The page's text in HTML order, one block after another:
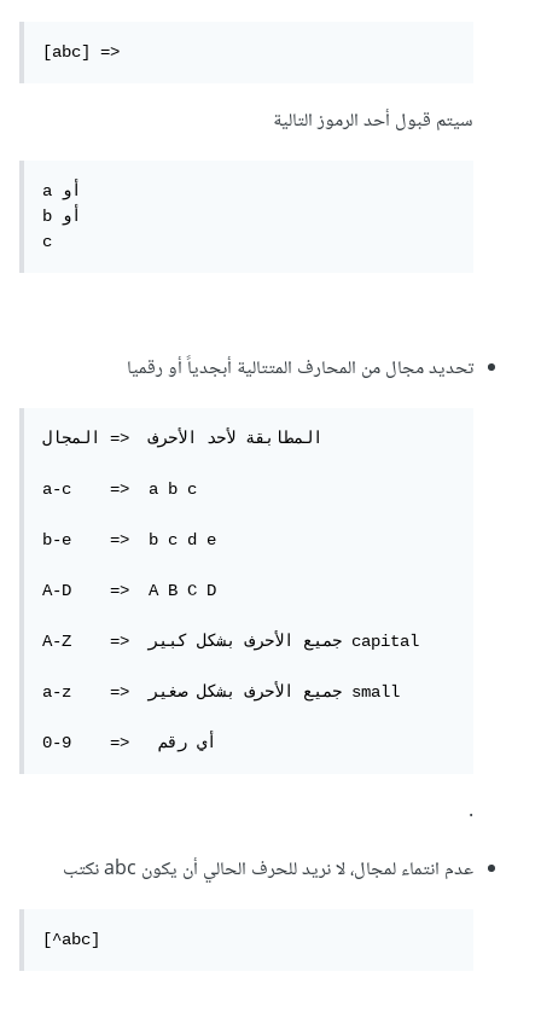
[abc] =>
سيتم قبول أحد الرموز التالية
a أو
b أو
c
تحديد مجال من المحارف المتتالية أبجدياً أو رقميا
المطابقة لأحد الأحرف  <= المجال
a-c    =>  a b c
b-e    =>  b c d e
A-D    =>  A B C D
A-Z    =>  جميع الأحرف بشكل كبير capital
a-z    =>  جميع الأحرف بشكل صغير small
عدم انتماء لمجال، لا نريد للحرف الحالي أن يكون abc نكتب
[^abc]